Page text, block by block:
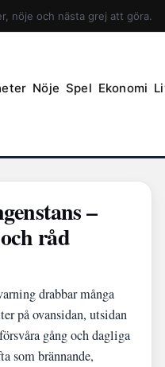
nöje och nästa grej att göra.
Nöje Spel Ekonomi
–
råd
drabbar många
på ovansidan, utsidan
gång och dagliga
som brännande,